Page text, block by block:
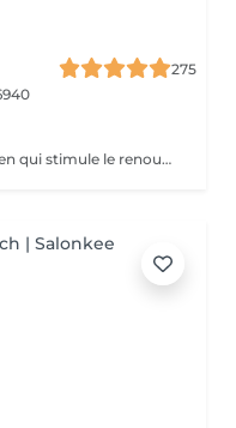
275
Soin visage spécifique avec Dermapen qui stimule le renouvellement cellulaire. Il permet d'hydrater la peau en profondeur, d'atténuer les rides et les ridules ainsi que d'améliorer l'éclat et le grain de peau.